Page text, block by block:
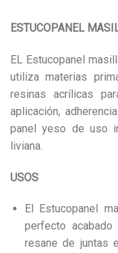
ESTUCOPANEL
EL Estucopanel
utiliza materias
resinas acrílicas
aplicación,
panel yeso de uso
liviana.
USOS
El Estucopanel
perfecto
resane de juntas